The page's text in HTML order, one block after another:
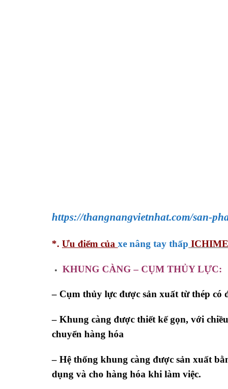
https://thangnangvietnhat.com/san-
*. Ưu điểm của xe nâng tay thấp
KHUNG CÀNG – CỤM THỦY LỰC:
– Cụm thủy lực được sản xuất từ thép có
– Khung càng được thiết kế gọn, với
chuyển hàng hóa
– Hệ thống khung càng được sản xuất
dụng và cho hàng hóa khi làm việc.